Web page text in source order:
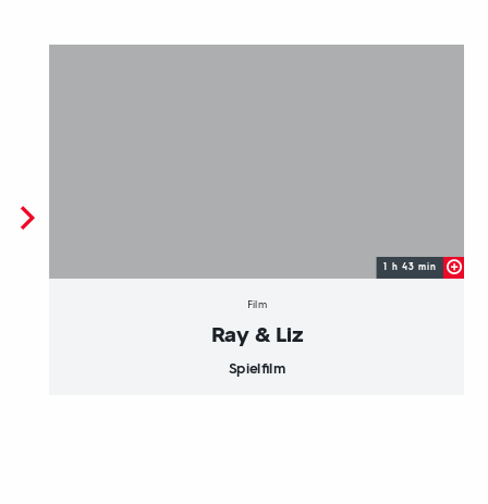
1 h 43 min
Film
Ray & Liz
Spielfilm